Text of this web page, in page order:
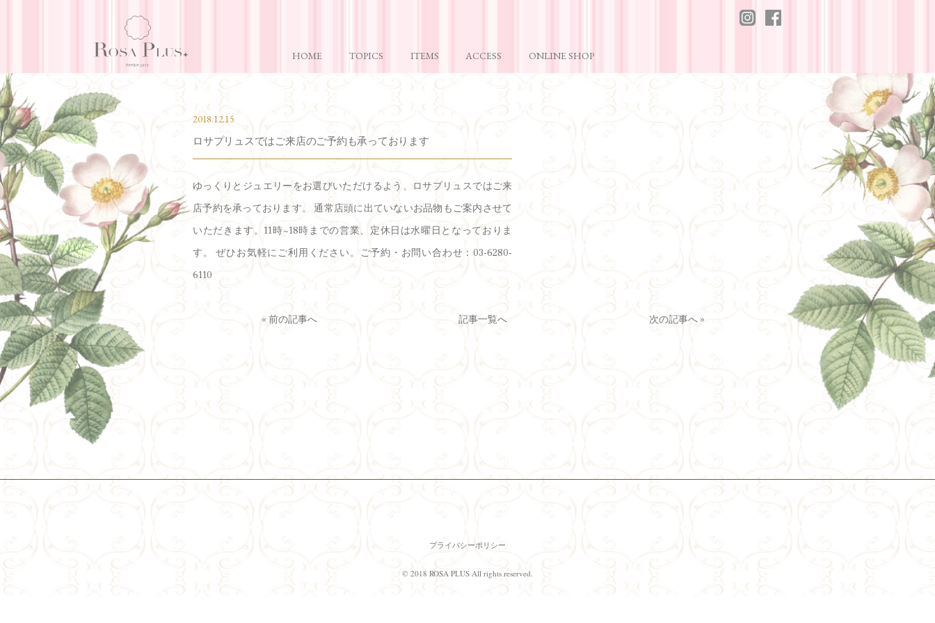
HOME TOPICS ITEMS ACCESS ONLINE SHOP
2018.12.15
ロサプリュスではご来店のご予約も承っております
ゆっくりとジュエリーをお選びいただけるよう、ロサプリュスではご来
店予約を承っております。 通常店頭に出ていないお品物もご案内させて
いただきます。11時~18時までの営業、定休日は水曜日となっておりま
す。 ぜひお気軽にご利用ください。ご予約・お問い合わせ：03-6280-
6110
«前の記事へ 記事一覧へ 次の記事へ»
プライバシーポリシー
© 2018 ROSA PLUS All rights reserved.